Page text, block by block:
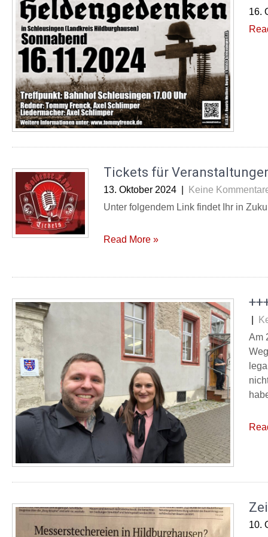
16.
Tickets für
13. Oktober 2024
Keine
Unter folgendem Link findet Ihr in
Read More »
Am
10.